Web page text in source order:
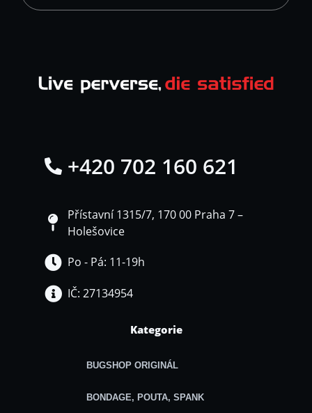
+420 702 160 621
Přístavní 1315/7, 170 00 Praha 7 –
Holešovice
Po - Pá: 11-19h
IČ: 27134954
Kategorie
BUGSHOP ORIGINÁL
BONDAGE, POUTA, SPANK